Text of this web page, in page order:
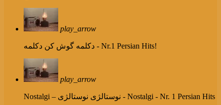
play_arrow
دکلمه گوش کن دکلمه - Nr.1 Persian Hits!
play_arrow
Nostalgi – نوستالژی نوستالژی - Nostalgi - Nr. 1 Persian Hits